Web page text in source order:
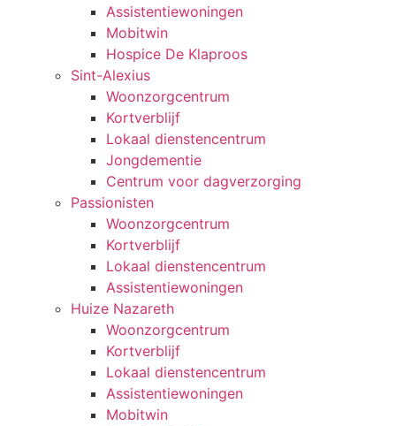
Assistentiewoningen
Mobitwin
Hospice De Klaproos
Sint-Alexius
Woonzorgcentrum
Kortverblijf
Lokaal dienstencentrum
Jongdementie
Centrum voor dagverzorging
Passionisten
Woonzorgcentrum
Kortverblijf
Lokaal dienstencentrum
Assistentiewoningen
Huize Nazareth
Woonzorgcentrum
Kortverblijf
Lokaal dienstencentrum
Assistentiewoningen
Mobitwin